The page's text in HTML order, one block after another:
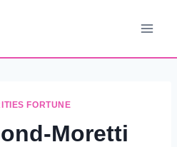
FORTUNE
Moretti